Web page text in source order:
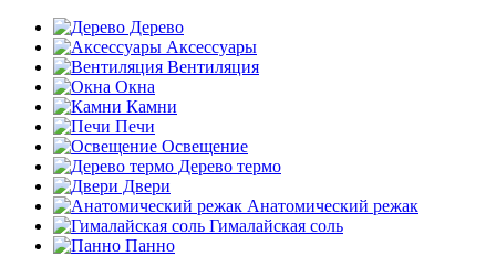
Дерево
Аксессуары
Вентиляция
Окна
Камни
Печи
Освещение
Дерево термо
Двери
Анатомический режак
Гималайская соль
Панно